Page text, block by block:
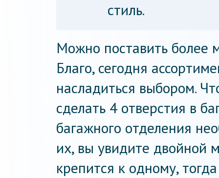
стиль.
Можно поставить более
Благо, сегодня
насладиться выбором.
сделать 4 отверстия в
багажного отделения
их, вы увидите двойной
крепится к одному,